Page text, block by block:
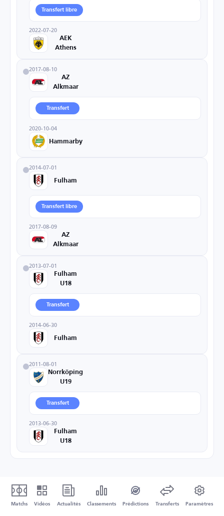
Transfert libre
2022-07-20
AEK
Athens
2017-08-10
AZ
Alkmaar
Transfert
2020-10-04
Hammarby
2014-07-01
Fulham
Transfert libre
2017-08-09
AZ
Alkmaar
2013-07-01
Fulham
U18
Transfert
2014-06-30
Fulham
2011-08-01
Norrköping
U19
Transfert
2013-06-30
Fulham
U18
Matchs Vidéos Actualités Classements Prédictions Transferts Paramètres